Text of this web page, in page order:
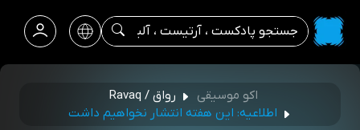
اکو موسیقی
رواق / Ravaq
اطلاعیه: این هفته انتشار نخواهیم داشت